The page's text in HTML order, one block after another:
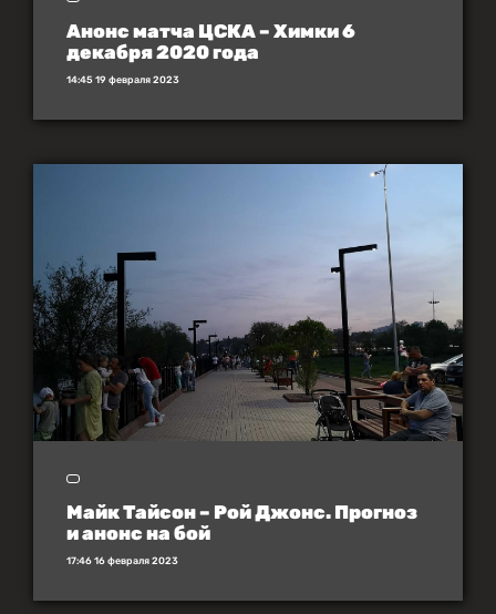
Анонс матча ЦСКА – Химки 6
декабря 2020 года
14:45 19 февраля 2023
Майк Тайсон – Рой Джонс. Прогноз
и анонс на бой
17:46 16 февраля 2023